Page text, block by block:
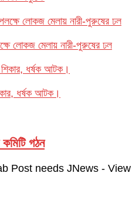
লোকজ মেলায় নারী-পুরুষের ঢল
ধর্ষক আটক।
কমিটি গঠন
Post needs JNews - View